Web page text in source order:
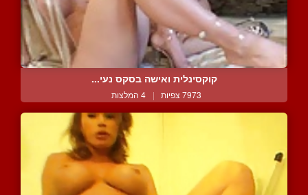
קוקסינלית ואישה בסקס נעי...
7973 צפיות | 4 המלצות